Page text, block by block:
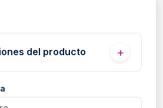
del producto